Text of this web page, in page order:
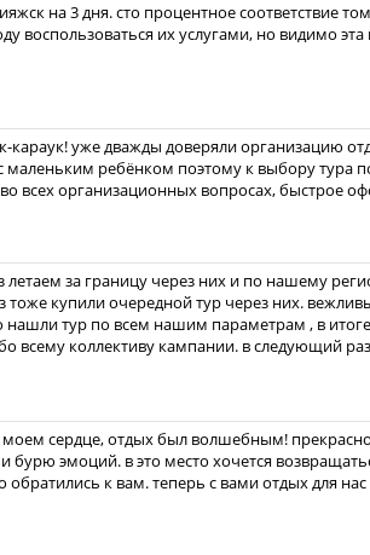
на 3 дня. сто процентное соответствие
воспользоваться их услугами, но видимо
караук! уже дважды доверяли организацию
ребёнком поэтому к выбору тура
всех организационных вопросах, быстрое
за границу через них и по нашему
купили очередной тур через них.
тур по всем нашим параметрам , в
всему коллективу кампании. в следующий
моем сердце, отдых был волшебным!
бурю эмоций. в это место хочется
к вам. теперь с вами отдых для